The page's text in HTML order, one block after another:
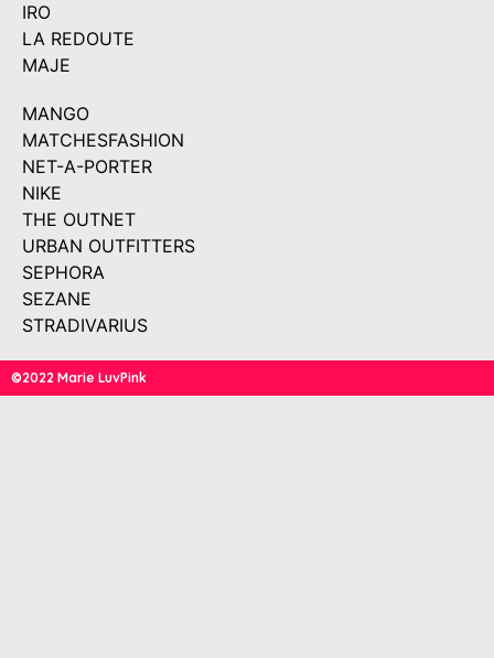
IRO
LA REDOUTE
MAJE
MANGO
MATCHESFASHION
NET-A-PORTER
NIKE
THE OUTNET
URBAN OUTFITTERS
SEPHORA
SEZANE
STRADIVARIUS
©2022 Marie LuvPink